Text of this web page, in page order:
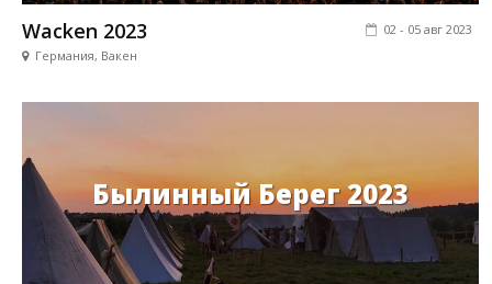
Wacken 2023
Германия, Вакен
02 - 05 авг 2023
Былинный Берег 2023